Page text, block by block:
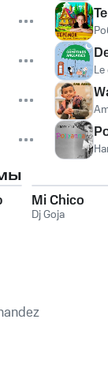
Leute
Mi Chico
Dj Goja